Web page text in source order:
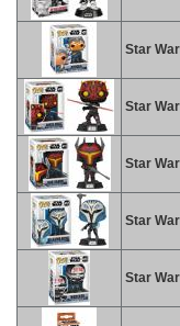
Star
Star
Star
Star
Star